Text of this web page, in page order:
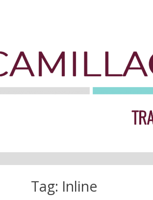
Tag: Inline